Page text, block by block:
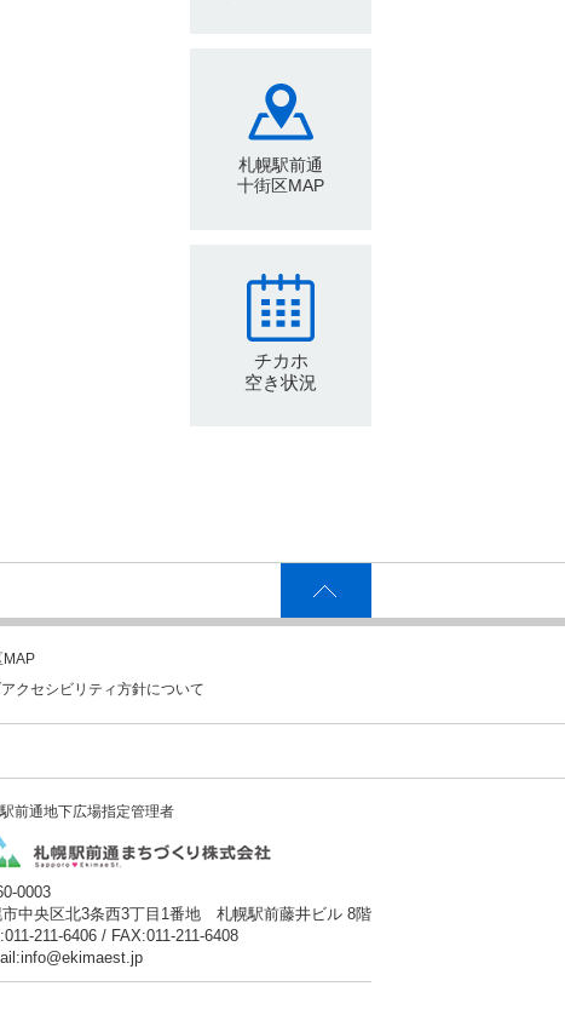
札幌駅前通
十街区MAP
チカホ
空き状況
MAP
クセシビリティ方針について
前通地下広場指定管理者
0003
市中央区北3条西3丁目1番地 札幌駅前藤井ビル 8階
211-6406 / FAX:011-211-6408